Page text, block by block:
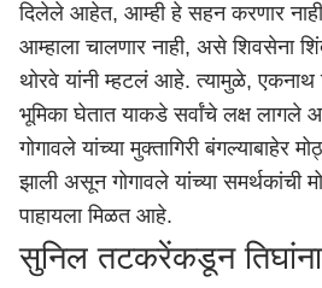
दिलेले आहेत, आम्ही हे सहन करणार
आम्हाला चालणार नाही, असे शिवसेना
थोरवे यांनी म्हटलं आहे. त्यामुळे,
भूमिका घेतात याकडे सर्वांचे लक्ष लागले
गोगावले यांच्या मुक्तागिरी बंगल्याबाहेर
झाली असून गोगावले यांच्या समर्थकांची
पाहायला मिळत आहे.
सुनिल तटकरेंकडून तिघांना